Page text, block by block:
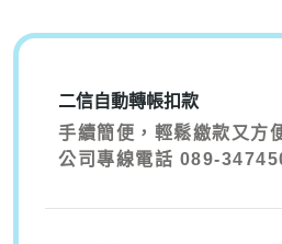
二信自動轉帳扣款
手續簡便，輕鬆繳款又方
公司專線電話 089-